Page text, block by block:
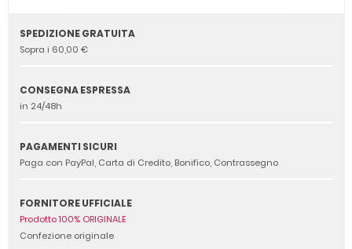
SPEDIZIONE GRATUITA
Sopra i 60,00 €
CONSEGNA ESPRESSA
in 24/48h
PAGAMENTI SICURI
Paga con PayPal, Carta di Credito, Bonifico, Contrassegno
FORNITORE UFFICIALE
Prodotto 100% ORIGINALE
Confezione originale